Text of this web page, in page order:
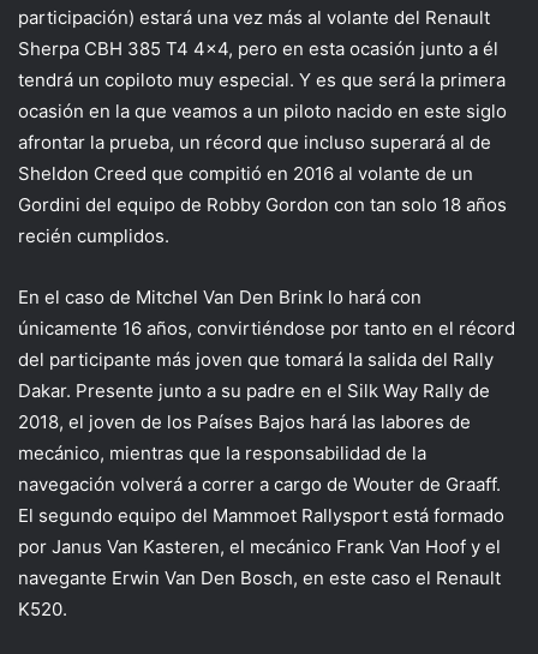
participación) estará una vez más al volante del Renault
Sherpa CBH 385 T4 4×4, pero en esta ocasión junto a él
tendrá un copiloto muy especial. Y es que será la primera
ocasión en la que veamos a un piloto nacido en este siglo
afrontar la prueba, un récord que incluso superará al de
Sheldon Creed que compitió en 2016 al volante de un
Gordini del equipo de Robby Gordon con tan solo 18 años
recién cumplidos.
En el caso de Mitchel Van Den Brink lo hará con
únicamente 16 años, convirtiéndose por tanto en el récord
del participante más joven que tomará la salida del Rally
Dakar. Presente junto a su padre en el Silk Way Rally de
2018, el joven de los Países Bajos hará las labores de
mecánico, mientras que la responsabilidad de la
navegación volverá a correr a cargo de Wouter de Graaff.
El segundo equipo del Mammoet Rallysport está formado
por Janus Van Kasteren, el mecánico Frank Van Hoof y el
navegante Erwin Van Den Bosch, en este caso el Renault
K520.